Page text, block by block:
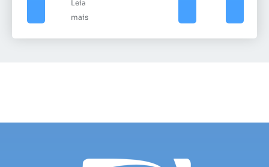
Leia
mais